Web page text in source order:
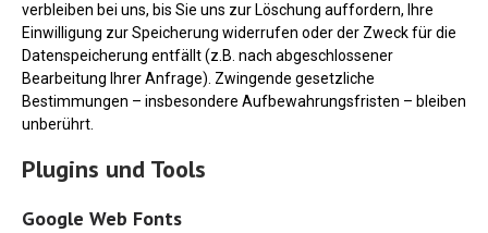
verbleiben bei uns, bis Sie uns zur Löschung auffordern, Ihre
Einwilligung zur Speicherung widerrufen oder der Zweck für die
Datenspeicherung entfällt (z.B. nach abgeschlossener
Bearbeitung Ihrer Anfrage). Zwingende gesetzliche
Bestimmungen – insbesondere Aufbewahrungsfristen – bleiben
unberührt.
Plugins und Tools
Google Web Fonts